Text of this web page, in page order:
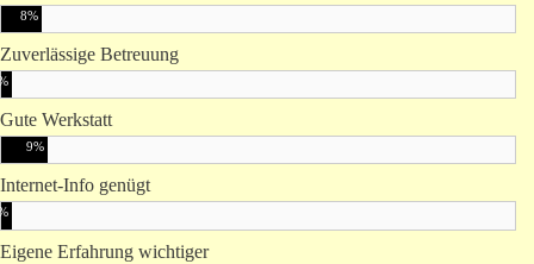
8%
Zuverlässige Betreuung
Gute Werkstatt
9%
Internet-Info genügt
Eigene Erfahrung wichtiger